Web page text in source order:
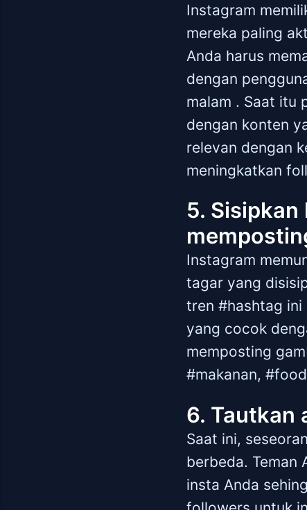
Instagram
mereka paling
Anda harus
dengan
malam . Saat itu
dengan konten
relevan dengan
meningkatkan
5.
Instagram
tagar yang
tren #hashtag ini
yang cocok
memposting
#makanan,
6. Tautkan
Saat ini,
berbeda. Teman
insta Anda